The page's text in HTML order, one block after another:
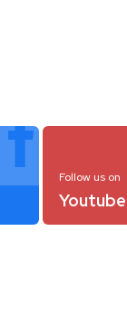
Follow us on
Youtube